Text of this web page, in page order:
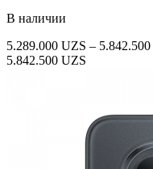
В наличии
5.289.000 UZS – 5.842.500
5.842.500 UZS